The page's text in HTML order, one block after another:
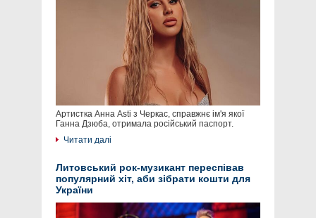
Артистка Анна Asti з Черкас, справжнє ім'я якої
Ганна Дзюба, отримала російський паспорт.
Читати далі
Литовський рок-музикант переспівав
популярний хіт, аби зібрати кошти для
України